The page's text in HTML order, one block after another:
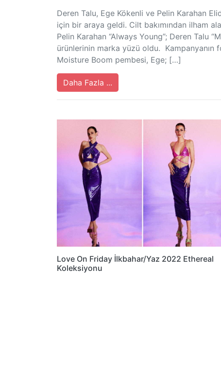
Deren Talu, Ege Kökenli ve Pelin Karahan
için bir araya geldi. Cilt bakımından ilham
Pelin Karahan “Always Young”; Deren Talu
ürünlerinin marka yüzü oldu.
Moisture Boom pembesi, Ege; […]
Daha Fazla ...
Love On Friday İlkbahar/Yaz 2022 Ethereal
Koleksiyonu